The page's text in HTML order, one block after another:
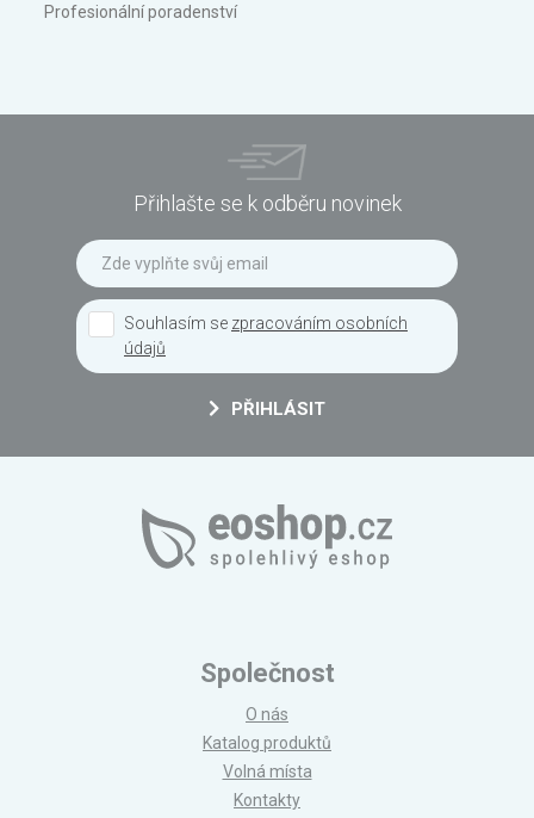
Profesionální poradenství
Přihlašte se k odběru novinek
Souhlasím se zpracováním osobních
údajů
PŘIHLÁSIT
Společnost
O nás
Katalog produktů
Volná místa
Kontakty